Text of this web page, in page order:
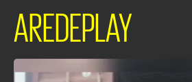
AREDEPLAY